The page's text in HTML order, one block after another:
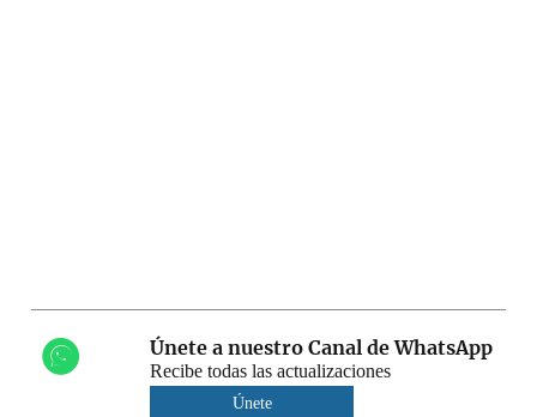
Únete a nuestro Canal de WhatsApp
Recibe todas las actualizaciones
Únete